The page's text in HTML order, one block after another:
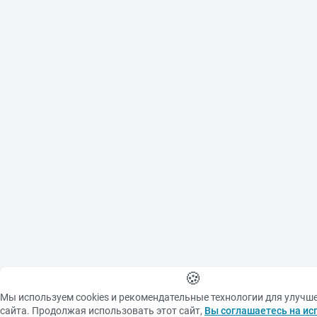
🍪
Мы используем cookies и рекомендательные технологии для
сайта. Продолжая использовать этот сайт, Вы соглашаетесь на